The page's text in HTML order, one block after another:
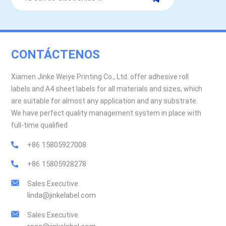
CONTÁCTENOS
Xiamen Jinke Weiye Printing Co., Ltd. offer adhesive roll
labels and A4 sheet labels for all materials and sizes, which
are suitable for almost any application and any substrate.
We have perfect quality management system in place with
full-time qualified
+86 15805927008
+86 15805928278
Sales Executive
linda@jinkelabel.com
Sales Executive